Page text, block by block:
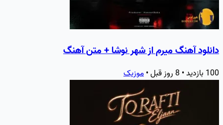
دانلود آهنگ میرم از شهر نوشا + متن آهنگ
100 بازدید • 8 روز قبل • موزیک